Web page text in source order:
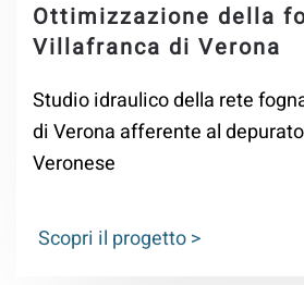
Ottimizzazione della
Villafranca di Verona
Studio idraulico della rete
di Verona afferente al
Veronese
Scopri il progetto >